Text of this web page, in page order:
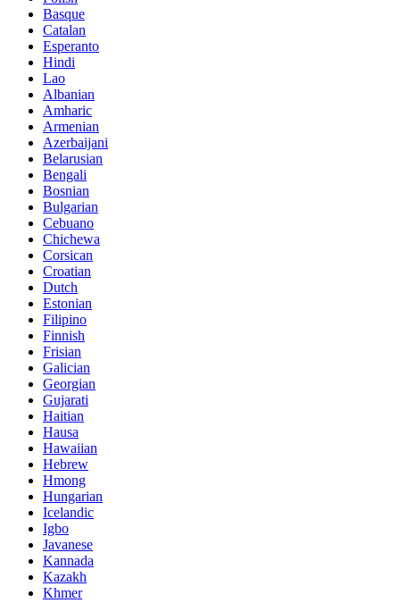
Basque
Catalan
Esperanto
Hindi
Lao
Albanian
Amharic
Armenian
Azerbaijani
Belarusian
Bengali
Bosnian
Bulgarian
Cebuano
Chichewa
Corsican
Croatian
Dutch
Estonian
Filipino
Finnish
Frisian
Galician
Georgian
Gujarati
Haitian
Hausa
Hawaiian
Hebrew
Hmong
Hungarian
Icelandic
Igbo
Javanese
Kannada
Kazakh
Khmer